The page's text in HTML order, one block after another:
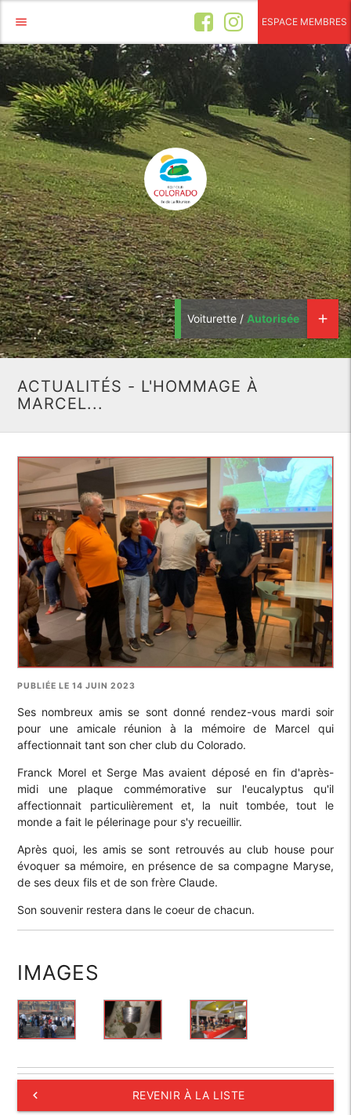
menu ESPACE MEMBRES
Voiturette / Autorisée add
ACTUALITÉS - L'HOMMAGE À
MARCEL...
PUBLIÉE LE 14 JUIN 2023
Ses nombreux amis se sont donné rendez-vous mardi soir
pour une amicale réunion à la mémoire de Marcel qui
affectionnait tant son cher club du Colorado.
Franck Morel et Serge Mas avaient déposé en fin d'après-
midi une plaque commémorative sur l'eucalyptus qu'il
affectionnait particulièrement et, la nuit tombée, tout le
monde a fait le pélerinage pour s'y recueillir.
Après quoi, les amis se sont retrouvés au club house pour
évoquer sa mémoire, en présence de sa compagne Maryse,
de ses deux fils et de son frère Claude.
Son souvenir restera dans le coeur de chacun.
IMAGES
keyboard_arrow_left REVENIR À LA LISTE